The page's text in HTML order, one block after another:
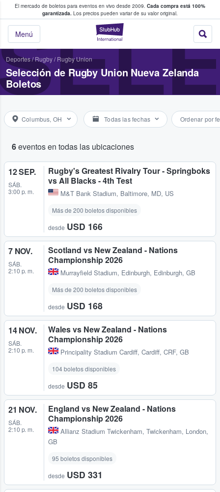
El mercado de boletos para eventos en vivo desde 2009. Cada compra está 100%
garantizada. Los precios pueden variar de su valor original.
StubHub: donde
Menú
fans compran y venden boletos
Deportes/Rugby/ Rugby Union
Selección de Rugby Union Nueva Zelanda
Boletos
Columbus, OH Todas las fechas Ordenar por
6eventos en todas las ubicaciones
12 SEP.
SÁB.
3:00 p. m.
Rugby's Greatest Rivalry Tour - Springboks
vs All Blacks - 4th Test
M&T Bank Stadium, Baltimore, MD, US
Más de 200 boletos disponibles
desde USD 166
7 NOV.
SÁB.
2:10 p. m.
Scotland vs New Zealand - Nations
Championship 2026
Murrayfield Stadium, Edinburgh, Edinburgh, GB
Más de 200 boletos disponibles
desde USD 168
14 NOV.
SÁB.
2:10 p. m.
Wales vs New Zealand - Nations
Championship 2026
Principality Stadium Cardiff, Cardiff, CRF, GB
104 boletos disponibles
desde USD 85
21 NOV.
SÁB.
2:10 p. m.
England vs New Zealand - Nations
Championship 2026
Allianz Stadium Twickenham, Twickenham, London,
GB
95 boletos disponibles
desde USD 331